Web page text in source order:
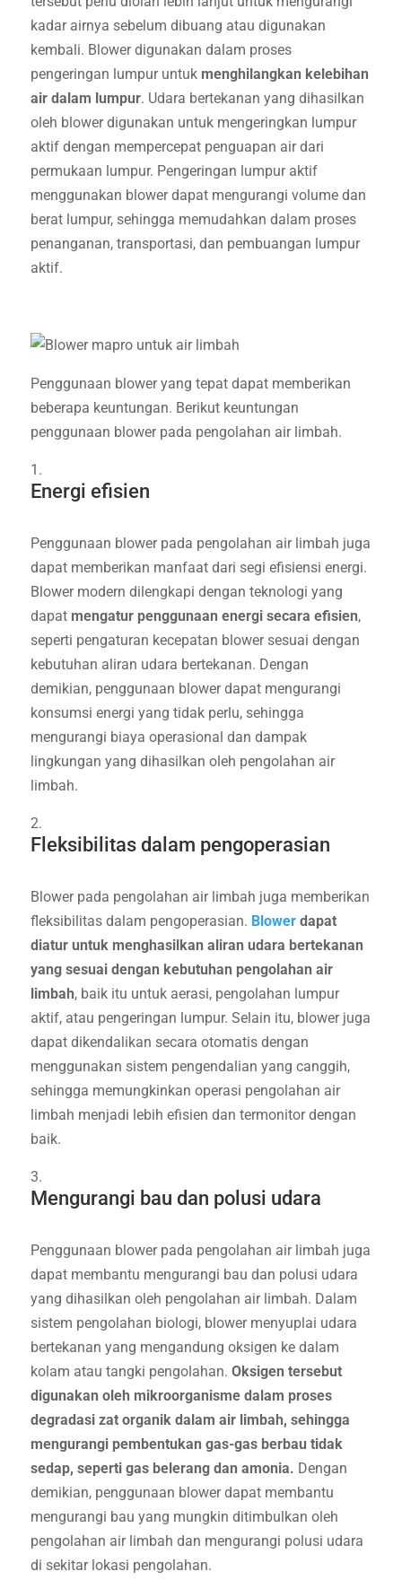
kadar airnya sebelum dibuang atau digunakan
kembali. Blower digunakan dalam proses
pengeringan lumpur untuk menghilangkan kelebihan
air dalam lumpur. Udara bertekanan yang dihasilkan
oleh blower digunakan untuk mengeringkan lumpur
aktif dengan mempercepat penguapan air dari
permukaan lumpur. Pengeringan lumpur aktif
menggunakan blower dapat mengurangi volume dan
berat lumpur, sehingga memudahkan dalam proses
penanganan, transportasi, dan pembuangan lumpur
aktif.
Penggunaan blower yang tepat dapat memberikan
beberapa keuntungan. Berikut keuntungan
penggunaan blower pada pengolahan air limbah.
Energi efisien
Penggunaan blower pada pengolahan air limbah juga
dapat memberikan manfaat dari segi efisiensi energi.
Blower modern dilengkapi dengan teknologi yang
dapat mengatur penggunaan energi secara efisien,
seperti pengaturan kecepatan blower sesuai dengan
kebutuhan aliran udara bertekanan. Dengan
demikian, penggunaan blower dapat mengurangi
konsumsi energi yang tidak perlu, sehingga
mengurangi biaya operasional dan dampak
lingkungan yang dihasilkan oleh pengolahan air
limbah.
Fleksibilitas dalam pengoperasian
Blower pada pengolahan air limbah juga memberikan
fleksibilitas dalam pengoperasian. Blowerdapat
diatur untuk menghasilkan aliran udara bertekanan
yang sesuai dengan kebutuhan pengolahan air
limbah, baik itu untuk aerasi, pengolahan lumpur
aktif, atau pengeringan lumpur. Selain itu, blower juga
dapat dikendalikan secara otomatis dengan
menggunakan sistem pengendalian yang canggih,
sehingga memungkinkan operasi pengolahan air
limbah menjadi lebih efisien dan termonitor dengan
baik.
Mengurangi bau dan polusi udara
Penggunaan blower pada pengolahan air limbah juga
dapat membantu mengurangi bau dan polusi udara
yang dihasilkan oleh pengolahan air limbah. Dalam
sistem pengolahan biologi, blower menyuplai udara
bertekanan yang mengandung oksigen ke dalam
kolam atau tangki pengolahan. Oksigen tersebut
digunakan oleh mikroorganisme dalam proses
degradasi zat organik dalam air limbah, sehingga
mengurangi pembentukan gas-gas berbau tidak
sedap, seperti gas belerang dan amonia. Dengan
demikian, penggunaan blower dapat membantu
mengurangi bau yang mungkin ditimbulkan oleh
pengolahan air limbah dan mengurangi polusi udara
di sekitar lokasi pengolahan.